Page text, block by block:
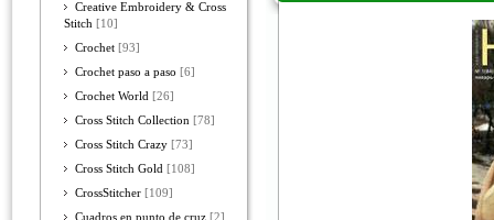
Creative Embroidery & Cross
Stitch [10]
Crochet [93]
Crochet paso a paso [6]
Crochet World [26]
Cross Stitch Collection [78]
Cross Stitch Crazy [73]
Cross Stitch Gold [108]
CrossStitcher [109]
Cuadros en punto de cruz [2]